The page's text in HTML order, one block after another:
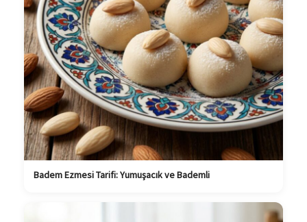
Badem Ezmesi Tarifi: Yumuşacık ve Bademli